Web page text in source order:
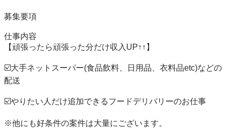
募集要項
仕事内容
【頑張ったら頑張った分だけ収入UP↑↑】
☑️大手ネットスーパー(食品飲料、日用品、衣料品etc)などの
配送
☑️やりたい人だけ追加できるフードデリバリーのお仕事
※他にも好条件の案件は大量にございます。